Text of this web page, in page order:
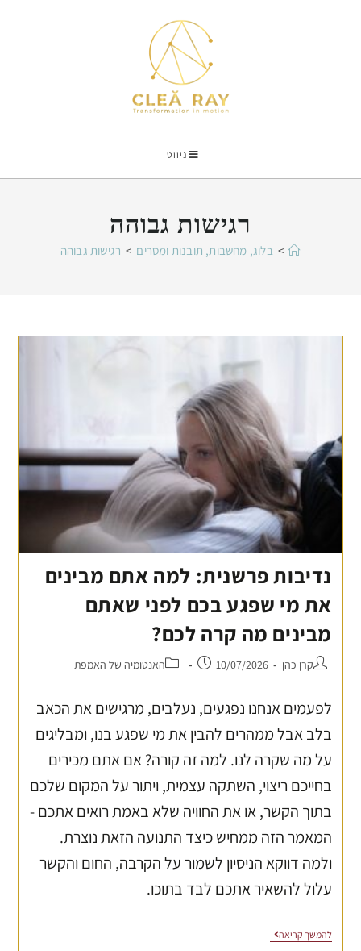
ניווט
רגישות גבוהה
> בלוג, מחשבות, תובנות ומסרים > רגישות גבוהה
נדיבות פרשנית: למה אתם מבינים
את מי שפגע בכם לפני שאתם
מבינים מה קרה לכם?
קרן כהן 10/07/2026 האנטומיה של האמפת
לפעמים אנחנו נפגעים, נעלבים, מרגישים את הכאב
בלב אבל ממהרים להבין את מי שפגע בנו, ומבליגים
על מה שקרה לנו. למה זה קורה? אם אתם מכירים
בחייכם ריצוי, השתקה עצמית, ויתור על המקום שלכם
בתוך הקשר, או את החוויה שלא באמת רואים אתכם -
המאמר הזה ממחיש כיצד התנועה הזאת נוצרת.
ולמה דווקא הניסיון לשמור על הקרבה, החום והקשר
עלול להשאיר אתכם לבד בתוכו.
להמשך קריאה